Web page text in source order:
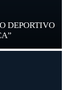
DEPORTIVO